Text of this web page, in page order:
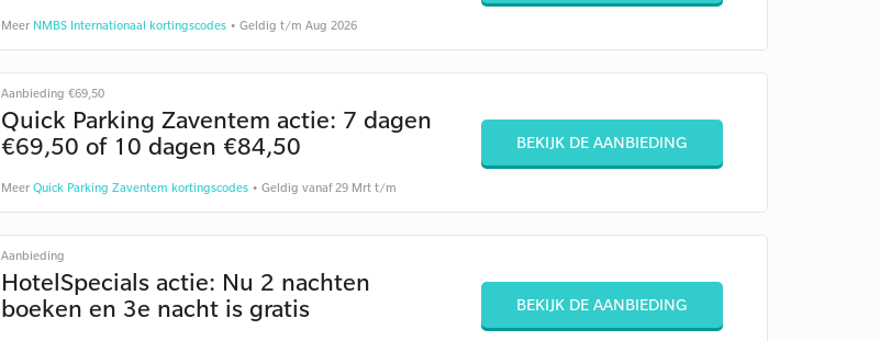
Meer NMBS Internationaal kortingscodes• Geldig t/m Aug 2026
Aanbieding €69,50
Quick Parking Zaventem actie: 7 dagen
€69,50 of 10 dagen €84,50
Meer Quick Parking Zaventem kortingscodes• Geldig vanaf 29 Mrt t/m
BEKIJK DE AANBIEDING
Aanbieding
HotelSpecials actie: Nu 2 nachten
boeken en 3e nacht is gratis
BEKIJK DE AANBIEDING